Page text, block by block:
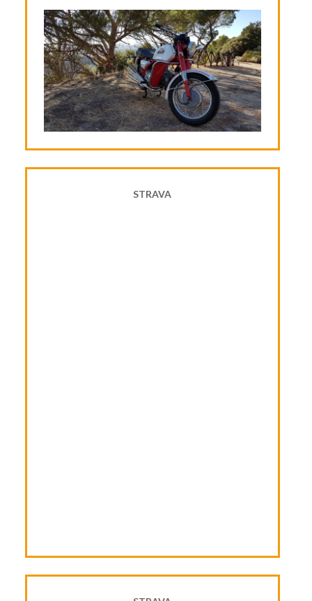
STRAVA